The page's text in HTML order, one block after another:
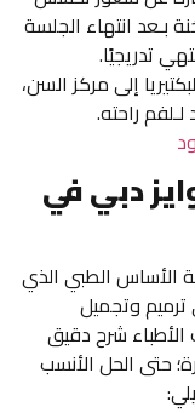
بـعد انتهاء الجلسة
تدريجيًا.
إلى مركز السن،
راحته.
دبي في
الأساس الطبي الذي
وتجميل
الأطباء شرح دقيق
حتى الحل الأنسب